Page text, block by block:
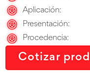
Aplicación:
Presentación:
Procedencia:
Cotizar